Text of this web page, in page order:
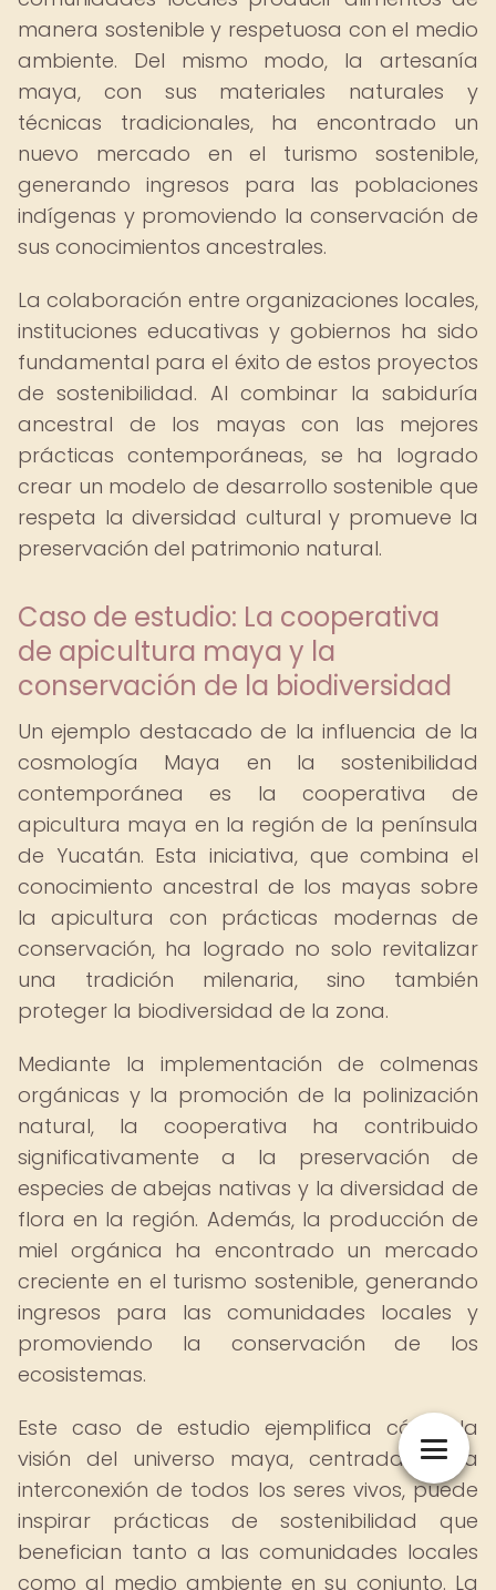
manera sostenible y respetuosa con el medio
ambiente. Del mismo modo, la artesanía
maya, con sus materiales naturales y
técnicas tradicionales, ha encontrado un
nuevo mercado en el turismo sostenible,
generando ingresos para las poblaciones
indígenas y promoviendo la conservación de
sus conocimientos ancestrales.
La colaboración entre organizaciones locales,
instituciones educativas y gobiernos ha sido
fundamental para el éxito de estos proyectos
de sostenibilidad. Al combinar la sabiduría
ancestral de los mayas con las mejores
prácticas contemporáneas, se ha logrado
crear un modelo de desarrollo sostenible que
respeta la diversidad cultural y promueve la
preservación del patrimonio natural.
Caso de estudio: La cooperativa
de apicultura maya y la
conservación de la biodiversidad
Un ejemplo destacado de la influencia de la
cosmología Maya en la sostenibilidad
contemporánea es la cooperativa de
apicultura maya en la región de la península
de Yucatán. Esta iniciativa, que combina el
conocimiento ancestral de los mayas sobre
la apicultura con prácticas modernas de
conservación, ha logrado no solo revitalizar
una tradición milenaria, sino también
proteger la biodiversidad de la zona.
Mediante la implementación de colmenas
orgánicas y la promoción de la polinización
natural, la cooperativa ha contribuido
significativamente a la preservación de
especies de abejas nativas y la diversidad de
flora en la región. Además, la producción de
miel orgánica ha encontrado un mercado
creciente en el turismo sostenible, generando
ingresos para las comunidades locales y
promoviendo la conservación de los
ecosistemas.
Este caso de estudio ejemplifica cómo la
visión del universo maya, centrada en la
interconexión de todos los seres vivos, puede
inspirar prácticas de sostenibilidad que
benefician tanto a las comunidades locales
como al medio ambiente en su conjunto. La